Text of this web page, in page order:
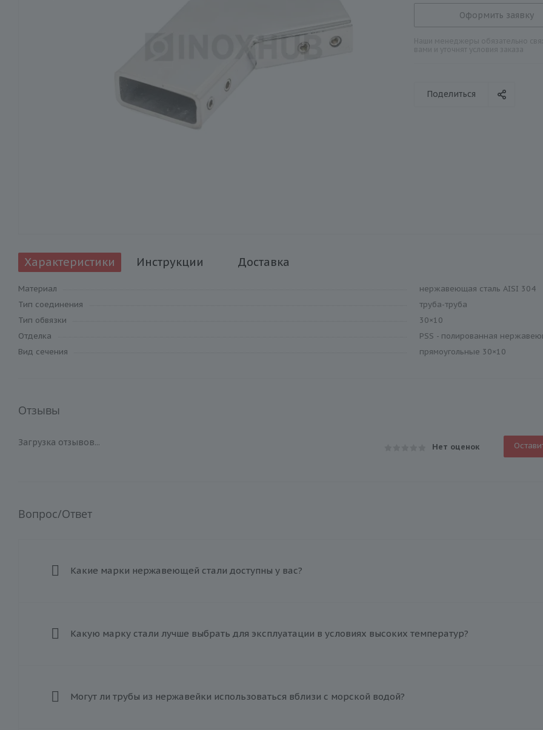
Оформить заявку
Поделиться
Характеристики Инструкции Доставка
Материал
нержавеющая сталь AISI 304
Тип соединения
труба-труба
Тип обвязки
30×10
Отделка
PSS - полированная
Вид сечения
прямоугольные 30×10
Отзывы
Нет оценок
Загрузка отзывов...
Вопрос/Ответ
Какие марки нержавеющей стали доступны у вас?
Какую марку стали лучше выбрать для эксплуатации в условиях высоких температур?
Могут ли трубы из нержавейки использоваться вблизи с морской водой?